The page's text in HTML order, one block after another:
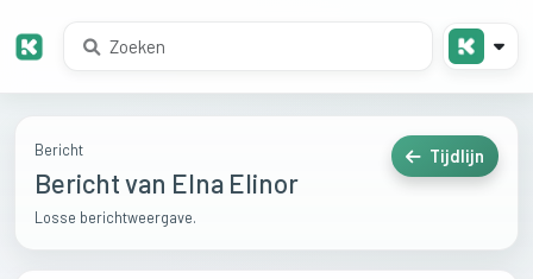
Bericht
Bericht van Elna Elinor
Losse berichtweergave.
Tijdlijn